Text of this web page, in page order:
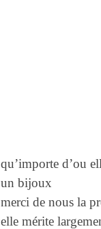
qu’importe d’ou
un bijoux
merci de nous la
elle mérite